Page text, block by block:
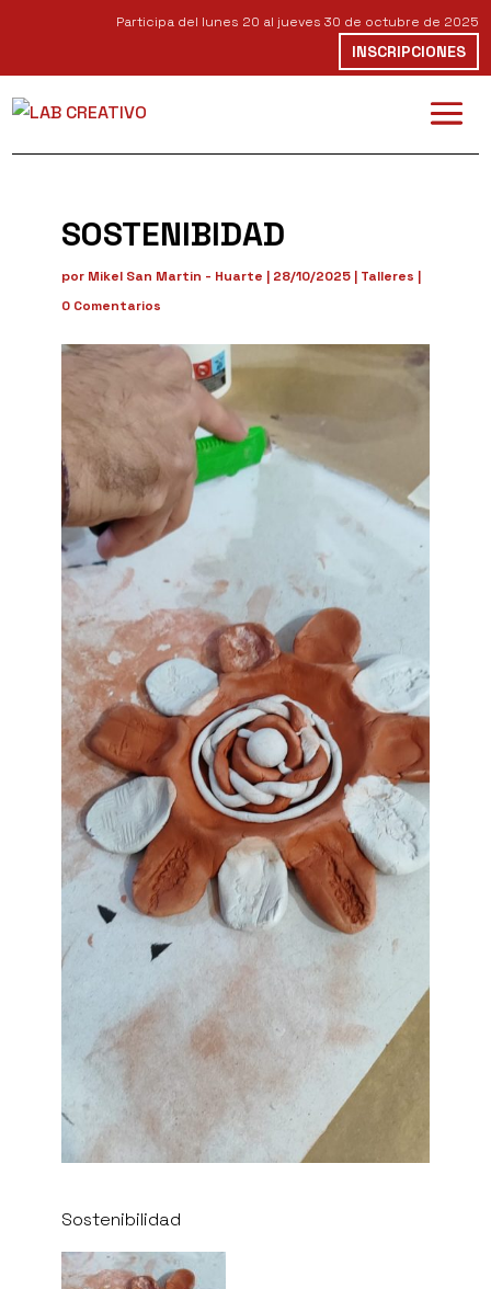
Participa del lunes 20 al jueves 30 de octubre de 2025
INSCRIPCIONES
SOSTENIBIDAD
por Mikel San Martin - Huarte | 28/10/2025 | Talleres |
0 Comentarios
Sostenibilidad